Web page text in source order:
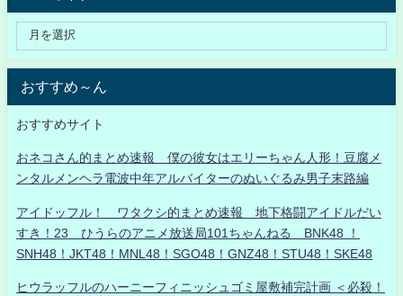
おすすめ～ん
おすすめサイト
おネコさん的まとめ速報 僕の彼女はエリーちゃん人形！豆腐メ
ンタルメンヘラ電波中年アルバイターのぬいぐるみ男子末路編
アイドッフル！ ワタクシ的まとめ速報 地下格闘アイドルだい
すき！23 ひうらのアニメ放送局101ちゃんねる BNK48 ！
SNH48！JKT48！MNL48！SGO48！GNZ48！STU48！SKE48
ヒウラッフルのハーニーフィニッシュゴミ屋敷補完計画 ＜必殺！